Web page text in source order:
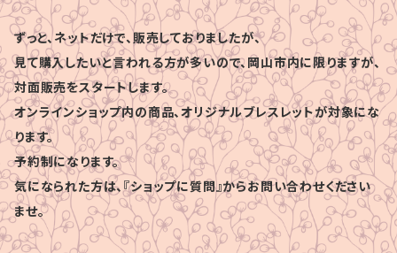
ずっと、ネットだけで、販売しておりましたが、
見て購入したいと言われる方が多いので、岡山市内に限りますが、
対面販売をスタートします。
オンラインショップ内の商品、オリジナルブレスレットが対象にな
ります。
予約制になります。
気になられた方は、『ショップに質問』からお問い合わせください
ませ。